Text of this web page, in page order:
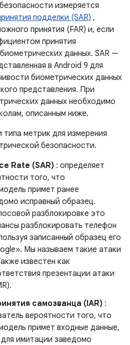
измеряется
подделки (SAR) ,
принятия (FAR) и, если
принятия
данных. SAR —
в Android 9 для
биометрических данных
представления. При
данных необходимо
описанным ниже.
типа метрик для измерения
безопасности.
Rate (SAR) : определяет
того, что
примет ранее
исправный образец.
разблокировке это
разблокировать телефон
записанный образец его
Мы называем такие атаки
известен как
презентации атаки
самозванца (IAR) :
вероятности того, что
примет входные данные,
имитации заведомо